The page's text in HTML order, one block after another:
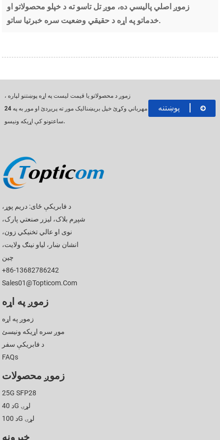
زموږ اصلي پالیسي ده، موږ تل تاسو ته د خپلو محصولاتو او
خدماتو په اړه د حقیقي وضعیت سره خبرتیا ساتو.
زموږ د محصولاتو یا قیمت لیست په اړه پوښتنو لپاره ،
مهرباني وکړئ خپل بریښنالیک موږ ته پریږدئ او موږ به په 24
ساعتونو کې اړیکه ونیسو.
پوښتنه
د فابریکې ځای: دریم پوړ،
شپږم بلاک، لیزر صنعتي پارک،
نوی او عالي تخنیکي زون،
انشان ښار، لیاو نینګ ولایت،
چین
+86-13682786242
Sales01@topticom.com
زموږ په اړه
زموږ په اړه
موږ سره اړیکه ونیسئ
د فابریکې سفر
FAQs
زموږ محصولات
25G SFP28
د 40G لړۍ
د 100G لړۍ
خبرونه